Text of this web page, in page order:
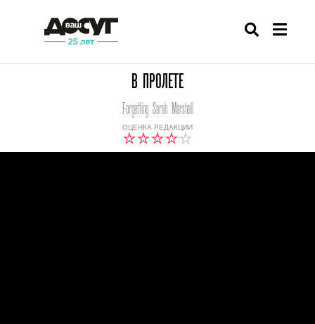
В ПРОЛЕТЕ
ОЦЕНКА РЕДАКЦИИ
Forgetting Sarah Marshall